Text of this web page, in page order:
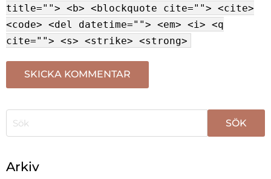
title=""> <b> <blockquote cite=""> <cite>
<code> <del datetime=""> <em> <i> <q
cite=""> <s> <strike> <strong>
Arkiv